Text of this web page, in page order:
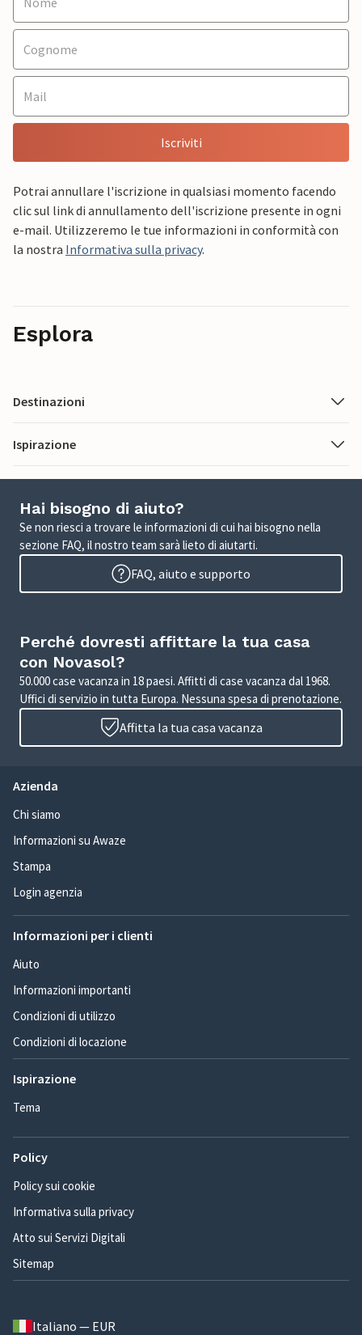
Iscriviti
Potrai annullare l'iscrizione in qualsiasi momento facendo
clic sul link di annullamento dell'iscrizione presente in ogni
e-mail. Utilizzeremo le tue informazioni in conformità con
la nostra Informativa sulla privacy.
Esplora
Destinazioni
Ispirazione
Hai bisogno di aiuto?
Se non riesci a trovare le informazioni di cui hai bisogno nella
sezione FAQ, il nostro team sarà lieto di aiutarti.
FAQ, aiuto e supporto
Perché dovresti affittare la tua casa
con Novasol?
50.000 case vacanza in 18 paesi. Affitti di case vacanza dal 1968.
Uffici di servizio in tutta Europa. Nessuna spesa di prenotazione.
Affitta la tua casa vacanza
Azienda
Chi siamo
Informazioni su Awaze
Stampa
Login agenzia
Informazioni per i clienti
Aiuto
Informazioni importanti
Condizioni di utilizzo
Condizioni di locazione
Ispirazione
Tema
Policy
Policy sui cookie
Informativa sulla privacy
Atto sui Servizi Digitali
Sitemap
Italiano — EUR